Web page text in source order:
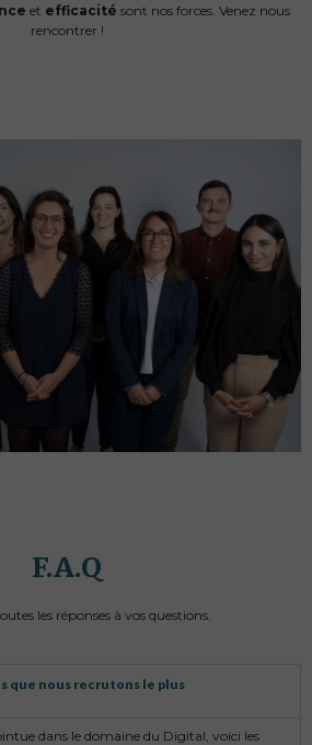
et efficacité sont nos forces. Venez nous
rencontrer !
F.A.Q
les réponses à vos questions.
que nous recrutons le plus
dans le domaine du Digital, voici les